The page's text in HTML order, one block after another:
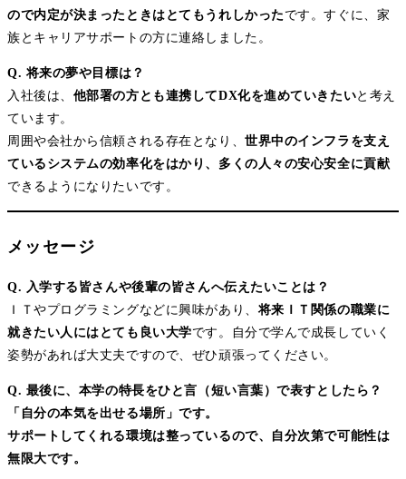
ので内定が決まったときはとてもうれしかった です。すぐに、家
族とキャリアサポートの方に連絡しました。
Q. 将来の夢や目標は？
入社後は、 他部署の方とも連携してDX化を進めていきたいと考え
ています。
周囲や会社から信頼される存在となり、世界中のインフラを支え
ているシステムの効率化をはかり、多くの人々の安心安全に貢献
できるようになりたいです。
メッセージ
Q. 入学する皆さんや後輩の皆さんへ伝えたいことは？
ＩＴやプログラミングなどに興味があり、将来ＩＴ関係の職業に
就きたい人にはとても良い大学です。自分で学んで成長していく
姿勢があれば大丈夫ですので、ぜひ頑張ってください。
Q. 最後に、本学の特長をひと言（短い言葉）で表すとしたら？
「自分の本気を出せる場所」です。
サポートしてくれる環境は整っているので、自分次第で可能性は
無限大です。